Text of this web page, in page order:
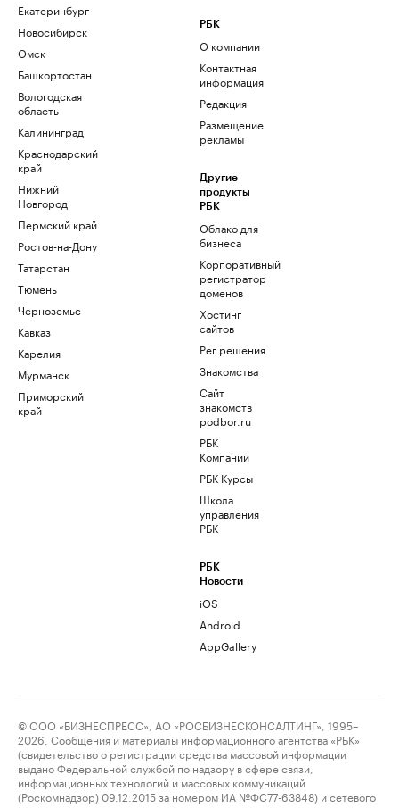
Екатеринбург
Новосибирск
Омск
Башкортостан
Вологодская
область
Калининград
Краснодарский
край
Нижний
Новгород
Пермский край
Ростов-на-Дону
Татарстан
Тюмень
Черноземье
Кавказ
Карелия
Мурманск
Приморский
край
РБК
О компании
Контактная
информация
Редакция
Размещение
рекламы
Другие
продукты
РБК
Облако для
бизнеса
Корпоративный
регистратор
доменов
Хостинг
сайтов
Рег.решения
Знакомства
Сайт
знакомств
podbor.ru
РБК
Компании
РБК Курсы
Школа
управления
РБК
РБК
Новости
iOS
Android
AppGallery
© ООО «БИЗНЕСПРЕСС», АО «РОСБИЗНЕСКОНСАЛТИНГ», 1995–
2026. Сообщения и материалы информационного агентства «РБК»
(свидетельство о регистрации средства массовой информации
выдано Федеральной службой по надзору в сфере связи,
информационных технологий и массовых коммуникаций
(Роскомнадзор) 09.12.2015 за номером ИА №ФС77-63848) и сетевого